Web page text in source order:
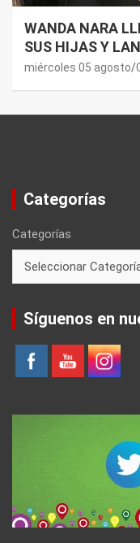
WANDA NARA
SUS HIJAS Y
PREMONICIÓN
miércoles 05 agosto
Categorías
Categorías
Síguenos en